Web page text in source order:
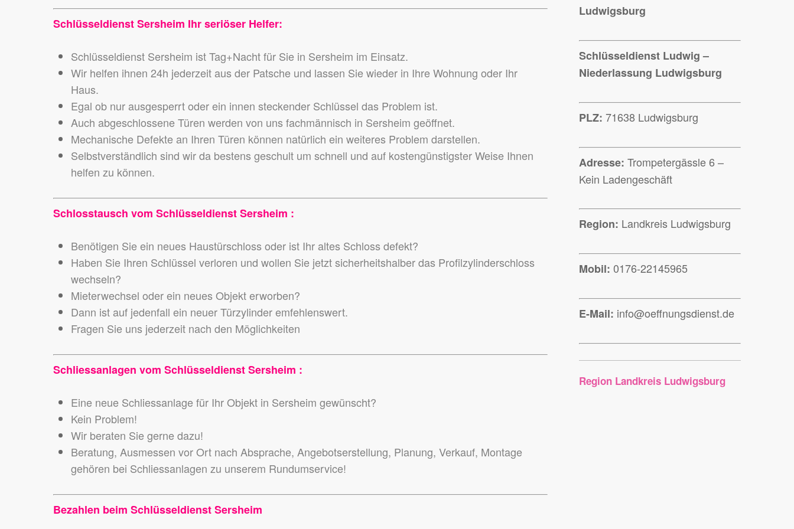
Schlüsseldienst Sersheim Ihr seriöser Helfer:
Schlüsseldienst Sersheim ist Tag+Nacht für Sie in Sersheim im Einsatz.
Wir helfen ihnen 24h jederzeit aus der Patsche und lassen Sie wieder in Ihre Wohnung oder Ihr
Haus.
Egal ob nur ausgesperrt oder ein innen steckender Schlüssel das Problem ist.
Auch abgeschlossene Türen werden von uns fachmännisch in Sersheim geöffnet.
Mechanische Defekte an Ihren Türen können natürlich ein weiteres Problem darstellen.
Selbstverständlich sind wir da bestens geschult um schnell und auf kostengünstigster Weise Ihnen
helfen zu können.
Schlosstausch vom Schlüsseldienst Sersheim :
Benötigen Sie ein neues Haustürschloss oder ist Ihr altes Schloss defekt?
Haben Sie Ihren Schlüssel verloren und wollen Sie jetzt sicherheitshalber das Profilzylinderschloss
wechseln?
Mieterwechsel oder ein neues Objekt erworben?
Dann ist auf jedenfall ein neuer Türzylinder emfehlenswert.
Fragen Sie uns jederzeit nach den Möglichkeiten
Schliessanlagen vom Schlüsseldienst Sersheim :
Eine neue Schliessanlage für Ihr Objekt in Sersheim gewünscht?
Kein Problem!
Wir beraten Sie gerne dazu!
Beratung, Ausmessen vor Ort nach Absprache, Angebotserstellung, Planung, Verkauf, Montage
gehören bei Schliessanlagen zu unserem Rundumservice!
Bezahlen beim Schlüsseldienst Sersheim
Ludwigsburg
Schlüsseldienst Ludwig –
Niederlassung Ludwigsburg
PLZ: 71638 Ludwigsburg
Adresse: Trompetergässle 6 –
Kein Ladengeschäft
Region: Landkreis Ludwigsburg
Mobil: 0176-22145965
E-Mail: info@oeffnungsdienst.de
Region Landkreis Ludwigsburg